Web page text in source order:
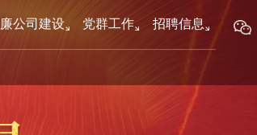
公司建设 党群工作 招聘信息